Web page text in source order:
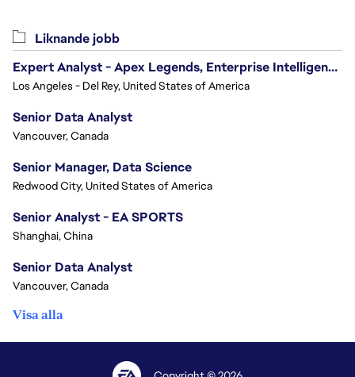
Liknande jobb
Expert Analyst - Apex Legends, Enterprise Intelligence (EI)
Los Angeles - Del Rey, United States of America
Senior Data Analyst
Vancouver, Canada
Senior Manager, Data Science
Redwood City, United States of America
Senior Analyst - EA SPORTS
Shanghai, China
Senior Data Analyst
Vancouver, Canada
Visa alla